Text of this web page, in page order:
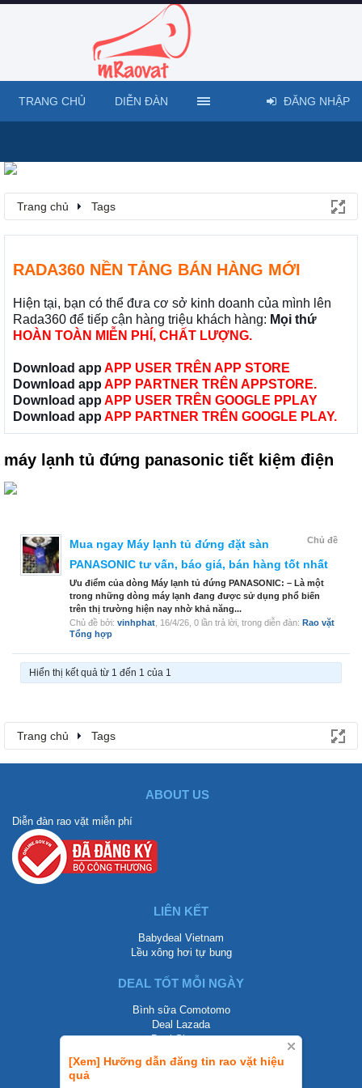
Trang chủ Tags
RADA360 NỀN TẢNG BÁN HÀNG MỚI
Hiện tại, bạn có thể đưa cơ sở kinh doanh của mình lên
Rada360 để tiếp cận hàng triệu khách hàng: Mọi thứ
HOÀN TOÀN MIỄN PHÍ, CHẤT LƯỢNG.
Download app APP USER TRÊN APP STORE
Download app APP PARTNER TRÊN APPSTORE.
Download app APP USER TRÊN GOOGLE PPLAY
Download app APP PARTNER TRÊN GOOGLE PLAY.
[Xem] Hưỡng dẫn đăng tin rao vặt hiệu
quả
máy lạnh tủ đứng panasonic tiết kiệm điện
Chủ đề
Mua ngay Máy lạnh tủ đứng đặt sàn
PANASONIC tư vấn, báo giá, bán hàng tốt nhất
Ưu điểm của dòng Máy lạnh tủ đứng PANASONIC: – Là một
trong những dòng máy lạnh đang được sử dụng phổ biến
trên thị trường hiện nay nhờ khả năng...
Chủ đề bởi: vinhphat 16/4/26 , 0 lần trả lời, trong diễn đàn: Rao vặt
Tổng hợp
Hiển thị kết quả từ 1 đến 1 của 1
Trang chủ Tags
TRANG CHỦ DIỄN ĐÀN ĐĂNG NHẬP
ABOUT US
Diễn đàn rao vặt miễn phí
LIÊN KẾT
Babydeal Vietnam
Lều xông hơi tự bung
DEAL TỐT MỖI NGÀY
Bình sữa Comotomo
Deal Lazada
Deal Shopee
LIÊN HỆ